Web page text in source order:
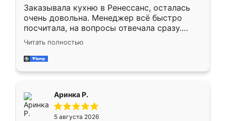
Заказывала кухню в Ренессанс, осталась
очень довольна. Менеджер всё быстро
посчитала, на вопросы отвечала сразу.
Замерщик приехал в субботу, подошёл к
делу со всей ответственностью. Собрали
за день, ребята работали аккуратно, даже
Читать полностью
Аринка Р.
5 августа 2026